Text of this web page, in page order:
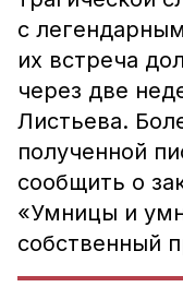
с
их встреча
через две
Листьева.
полученной
сообщить о
«Умницы и
собственный